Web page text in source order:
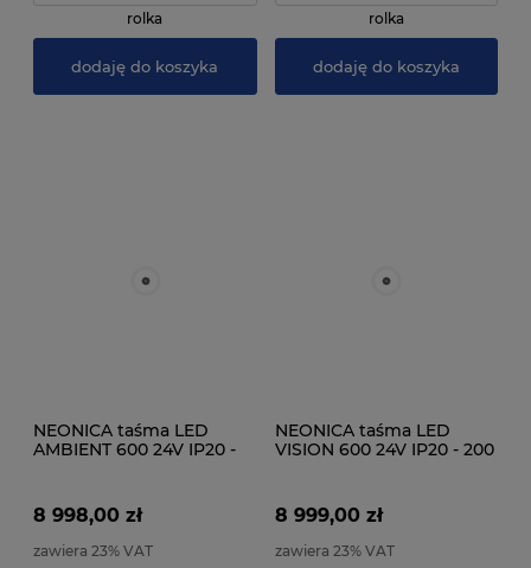
rolka
dodaję do koszyka
rolka
dodaję do koszyka
NEONICA taśma LED
AMBIENT 600 24V IP20 -
8 998,00 zł
zawiera 23% VAT
NEONICA taśma LED
VISION 600 24V IP20 - 200
8 999,00 zł
zawiera 23% VAT